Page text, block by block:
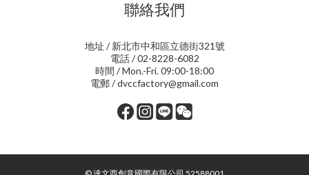
聯絡我們
地址 / 新北市中和區立德街321號
電話 / 02-8228-6082
時間 / Mon.-Fri. 09:00-18:00
電郵 / dvccfactory@gmail.com